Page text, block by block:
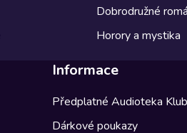
Dobrodružné
Horory a mystika
Informace
Předplatné Audioteka Klub
Dárkové poukazy